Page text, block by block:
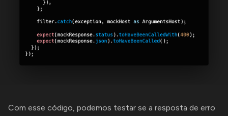
Com esse código, podemos testar se a resposta de erro